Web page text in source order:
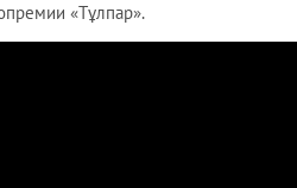
«Тұлпар».